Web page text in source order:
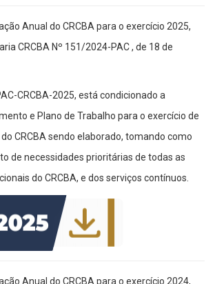
Anual do CRCBA para o exercício 2025,
CRCBA Nº 151/2024-PAC , de 18 de
CRCBA-2025, está condicionado a
e Plano de Trabalho para o exercício de
CRCBA sendo elaborado, tomando como
de necessidades prioritárias de todas as
do CRCBA, e dos serviços contínuos.
Anual do CRCBA para o exercício 2024,